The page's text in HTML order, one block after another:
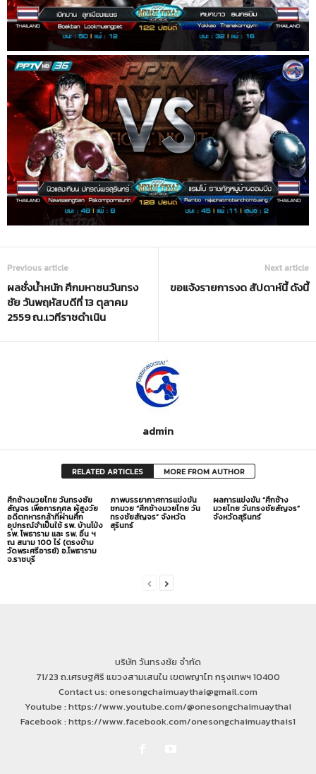
Previous article
ผลชั่งน้ำหนัก ศึกมหาชนวันทรง
ชัย วันพฤหัสบดีที่ 13 ตุลาคม
2559 ณ.เวทีราชดำเนิน
Next article
ขอแจ้งรายการงด สัปดาห์นี้ ดังนี้
admin
RELATED ARTICLES MORE FROM AUTHOR
ศึกช้างมวยไทย วันทรงชัย
สัญจร เพื่อการกุศล ผู้สูงวัย
อดีตทหารกล้าที่ผ่านศึก
อุปกรณ์จำเป็นใช้ รพ. บ้านโป่ง
รพ. โพธาราม และ รพ. อื่น ฯ
ณ สนาม 100 ไร่ (ตรงข้าม
วัดพระศรีอารย์) อ.โพธาราม
จ.ราชบุรี
ภาพบรรยากาศการแข่งขัน
ชกมวย “ศึกช้างมวยไทย วัน
ทรงชัยสัญจร” จังหวัด
สุรินทร์
ผลการแข่งขัน “ศึกช้าง
มวยไทย วันทรงชัยสัญจร”
จังหวัดสุรินทร์
บริษัท วันทรงชัย จำกัด
71/23 ถ.เศรษฐศิริ แขวงสามเสนใน เขตพญาไท กรุงเทพฯ 10400
Contact us: onesongchaimuaythai@gmail.com
Youtube : https://www.youtube.com/@onesongchaimuaythai
Facebook : https://www.facebook.com/onesongchaimuaythais1